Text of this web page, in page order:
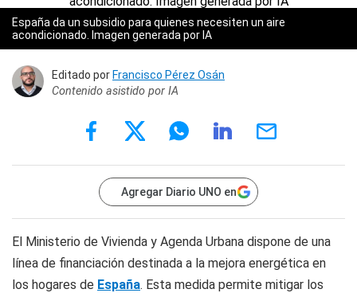
España da un subsidio para quienes necesiten un aire
acondicionado.
Imagen generada por IA
Editado porFrancisco Pérez Osán
Contenido asistido por IA
Agregar Diario UNO en
El Ministerio de Vivienda y Agenda Urbana dispone de una
línea de financiación destinada a la mejora energética en
los hogares de España. Esta medida permite mitigar los